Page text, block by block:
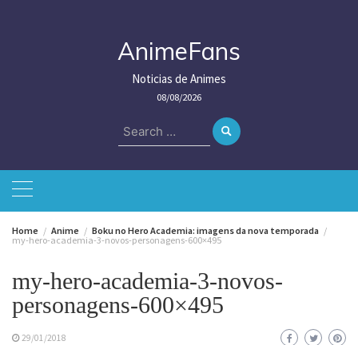
AnimeFans
Noticias de Animes
08/08/2026
Search
for:
Home Anime
Boku no Hero Academia: imagens da nova temporada
my-hero-academia-3-novos-personagens-600×495
my-hero-academia-3-novos-
personagens-600×495
29/01/2018